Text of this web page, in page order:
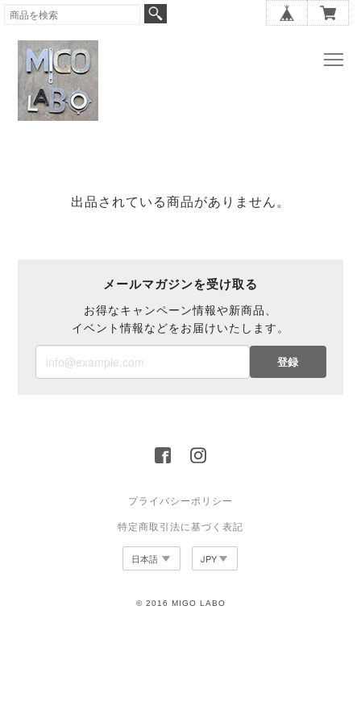
出品されている商品がありません。
メールマガジンを受け取る
お得なキャンペーン情報や新商品、
イベント情報などをお届けいたします。
登録
プライバシーポリシー
特定商取引法に基づく表記
© 2016 MIGO LABO